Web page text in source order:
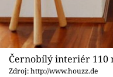
Černobílý interiér 110
Zdroj: http://www.houzz.de